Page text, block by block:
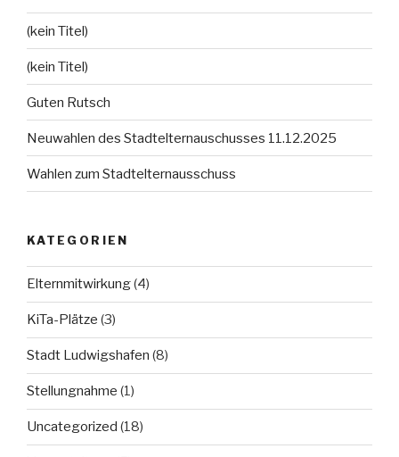
(kein Titel)
(kein Titel)
Guten Rutsch
Neuwahlen des Stadtelternauschusses 11.12.2025
Wahlen zum Stadtelternausschuss
KATEGORIEN
Elternmitwirkung(4)
KiTa-Plätze (3)
Stadt Ludwigshafen (8)
Stellungnahme (1)
Uncategorized (18)